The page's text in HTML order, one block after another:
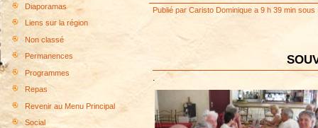
Diaporamas
Liens sur la région
Non classé
Permanences
Programmes
Repas
Revenir au Menu Principal
Social
Publié par Caristo Dominique a 9 h 39 min sous
.